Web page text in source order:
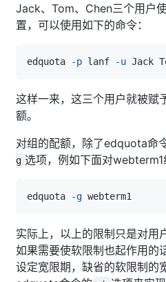
Jack、Tom、Chen三个用户
置，可以使用如下的命令：
edquota -p lanf -u
这样一来，这三个用户就被赋
额。
对组的配额，除了edquota命
g 选项，例如下面对webterm1
edquota -g
实际上，以上的限制只是对用
如果需要使软限制也起作用的
设定宽限期，缺省的软限制的